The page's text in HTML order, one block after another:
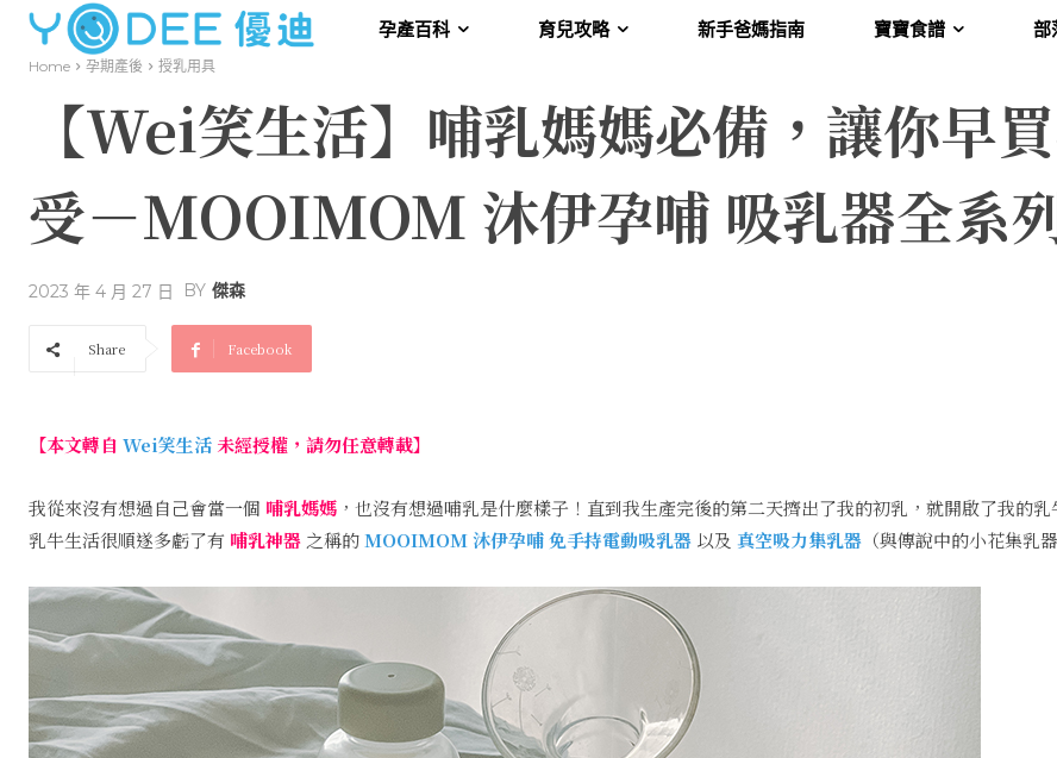
孕產百科 育兒攻略 新手爸媽指南 寶寶食譜 部
Home 孕期產後 授乳用具
【Wei笑生活】哺乳媽媽必備，讓你早
受－MOOIMOM 沐伊孕哺 吸乳器全系
2023 年 4 月 27 日 BY 傑森
Share Facebook
【本文轉自 Wei笑生活 未經授權，請勿任意轉載】
我從來沒有想過自己會當一個 哺乳媽媽 ，也沒有想過哺乳是什麼樣子！直到我生產完後的第二天擠出了我的初乳，就開啟了我的
乳牛生活很順遂多虧了有 哺乳神器 之稱的MOOIMOM 沐伊孕哺免手持電動吸乳器 以及 真空吸力集乳器 （與傳說中的小花集乳